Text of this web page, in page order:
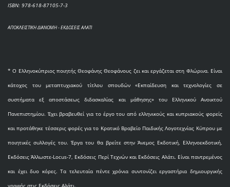
ISBN: 978-618-87105-7-3
ΑΠΟΚΛΕΙΣΤΙΚΗ ΔΙΑΝΟΜΗ - ΕΚΔΟΣΕΙΣ ΑΛΑΤΙ
* O Eλληνοκύπριος ποιητής Θεοφάνης Θεοφάνους ζει και εργάζεται στη Φλώρινα. Είναι
κάτοχος του μεταπτυχιακού τίτλου σπουδών «Εκπαίδευση και τεχνολογίες σε
συστήματα εξ αποστάσεως διδασκαλίας και μάθησης» του Ελληνικού Ανοικτού
Πανεπιστημίου. Έχει βραβευθεί για το έργο του από ελληνικούς και κυπριακούς φορείς
και προτάθηκε τέσσερις φορές για το Κρατικό Βραβείο Παιδικής Λογοτεχνίας Κύπρου με
ποιητικές συλλογές του. Έργα του θα βρείτε στην Άνεμος Εκδοτική, Ελληνοεκδοτική,
Εκδόσεις Άλλωστε-Locus-7, Εκδόσεις Περί Τεχνών και Εκδόσεις Αλάτι. Είναι παντρεμένος
και έχει δυο κόρες. Τα τελευταία πέντε χρόνια συντονίζει εργαστήρια δημιουργικής
γραφής στις Εκδόσεις Αλάτι.